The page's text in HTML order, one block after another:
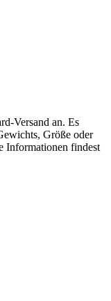
Versand an. Es
Größe oder
Informationen findest